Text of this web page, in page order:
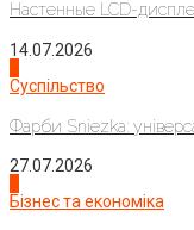
Настенные LCD-
14.07.2026
Суспільство
Фарби Sniezka:
27.07.2026
Бізнес та економіка